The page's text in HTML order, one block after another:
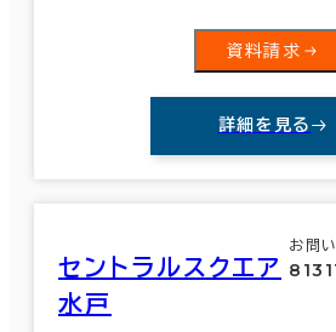
資料請求
詳細を見る
セントラルスクエア
水戸
お問